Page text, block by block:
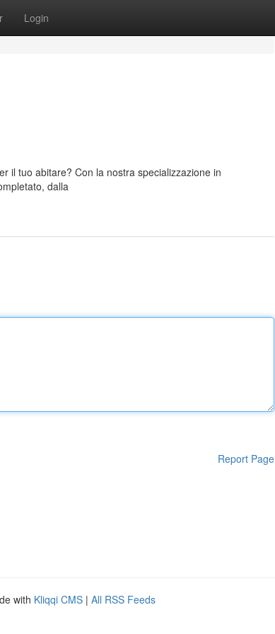
Login
il tuo abitare? Con la nostra specializzazione in
dalla
Report Page
with Kliqqi CMS | All RSS Feeds